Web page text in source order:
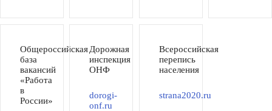
Общероссийская
база
вакансий
«Работа
в
России»
Дорожная
инспекция
ОНФ
dorogi-
onf.ru
Всероссийская
перепись
населения
strana2020.ru